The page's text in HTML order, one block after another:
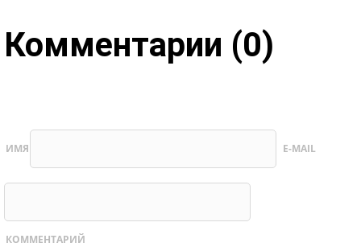
Комментарии (0)
ИМЯ E-MAIL
КОММЕНТАРИЙ